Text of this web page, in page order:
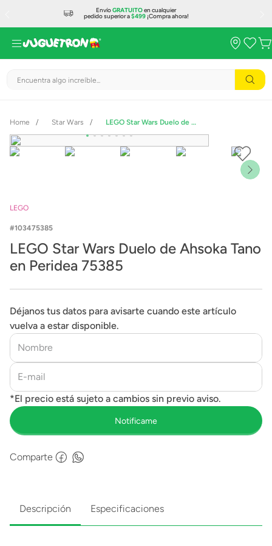
EnvíoGRATUITOen cualquier
pedido superior a$499¡Compra ahora!
Encuentra algo increíble...
Star Wars LEGO Star Wars Duelo de Ahsoka Tano en Peridea 75385
LEGO
103475385
LEGO Star Wars Duelo de Ahsoka Tano
en Peridea 75385
Déjanos tus datos para avisarte cuando este artículo
vuelva a estar disponible.
Comparte
Descripción Especificaciones